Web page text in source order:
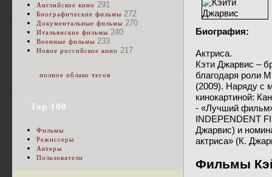
Биография:
Актриса.
Кэти Джарвис –
благодаря роли
(2009). Наряду с
кинокартиной:
- «Лучший
INDEPENDENT
Джарвис) и
актриса» (К.
Фильмы
Английское кино 291
Биографические фильмы 272
Документальные фильмы 270
Итальянские фильмы 240
Военные фильмы 233
Новое российское кино 217
полное облако тегов
Top 100
Фильмы
Режиссеры
Актеры
Пользователи